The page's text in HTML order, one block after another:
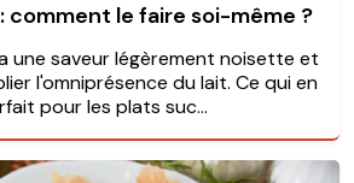
comment le faire soi-même ?
une saveur légèrement noisette et
l'omniprésence du lait. Ce qui en
pour les plats suc...